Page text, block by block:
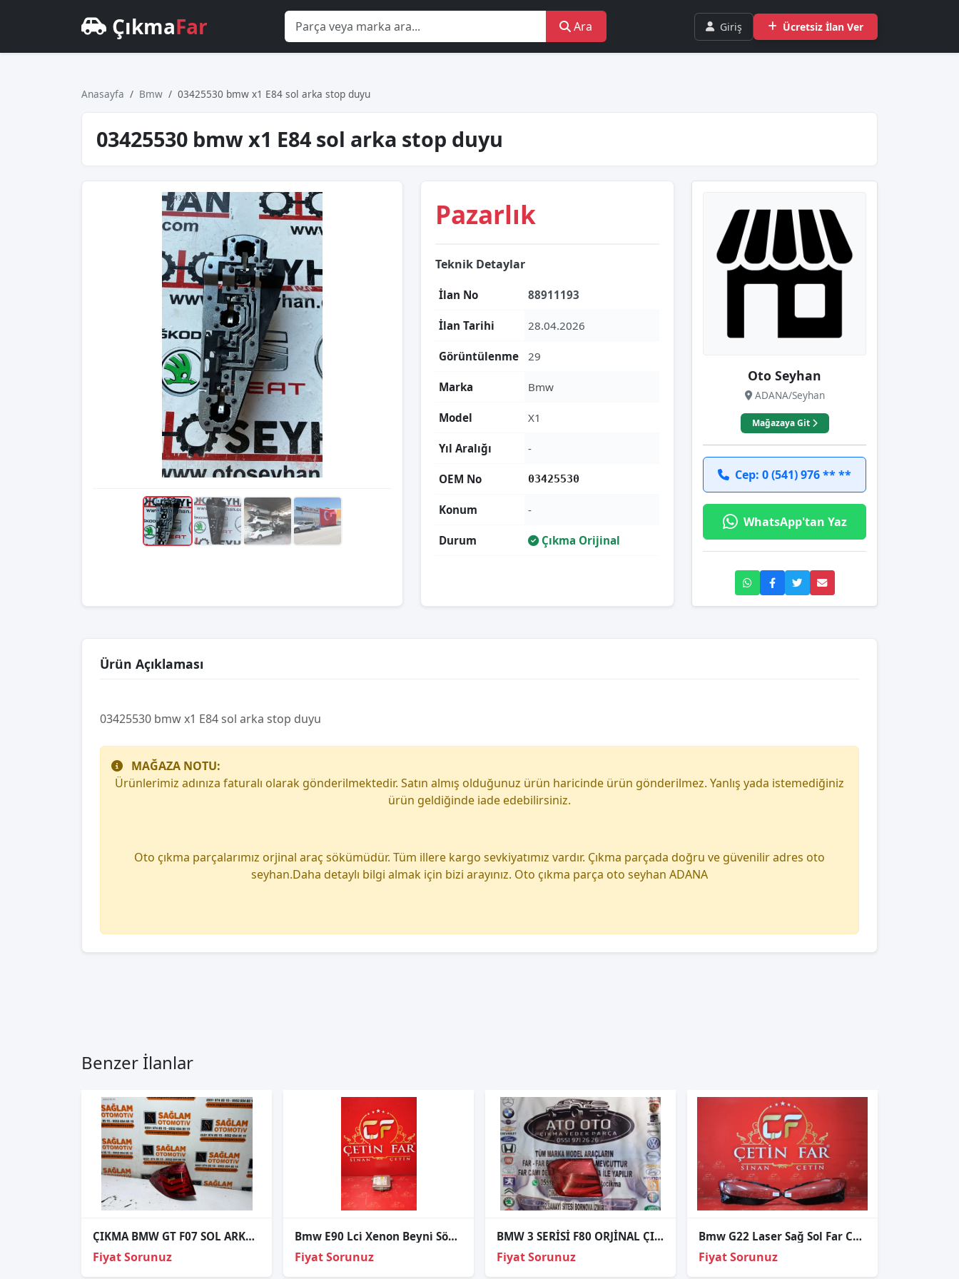
ÇıkmaFar Ara Giriş Ücretsiz İlan Ver
Anasayfa Bmw 03425530 bmw x1 E84 sol arka stop duyu
03425530 bmw x1 E84 sol arka stop duyu
Pazarlık
Teknik Detaylar
İlan No 88911193
İlan Tarihi 28.04.2026
Görüntülenme 29
Marka Bmw
Model X1
Yıl Aralığı -
OEM No 03425530
Konum -
Durum Çıkma Orijinal
Oto Seyhan
ADANA/Seyhan
Mağazaya Git
Cep: 0 (541) 976 ** **
WhatsApp'tan Yaz
Ürün Açıklaması
03425530 bmw x1 E84 sol arka stop duyu
MAĞAZA NOTU:
Ürünlerimiz adınıza faturalı olarak gönderilmektedir. Satın almış olduğunuz ürün haricinde ürün gönderilmez. Yanlış yada istemediğiniz
ürün geldiğinde iade edebilirsiniz.
Oto çıkma parçalarımız orjinal araç sökümüdür. Tüm illere kargo sevkiyatımız vardır. Çıkma parçada doğru ve güvenilir adres oto
seyhan.Daha detaylı bilgi almak için bizi arayınız. Oto çıkma parça oto seyhan ADANA
Benzer İlanlar
ÇIKMA BMW GT F07 SOL ARKA STOP 89089345
Fiyat Sorunuz
Bmw E90 Lci̇ Xenon Beyni̇ Sökme Orj
Fiyat Sorunuz
BMW 3 SERİSİ F80 ORJİNAL ÇIKMA SOL STOP
Fiyat Sorunuz
Bmw G22 Laser Sağ Sol Far Cami
Fiyat Sorunuz